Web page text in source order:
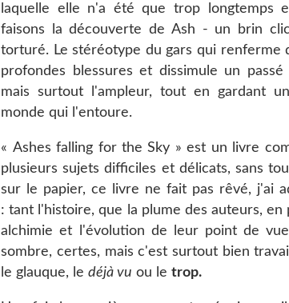
laquelle elle n'a été que trop longtemps
faisons la découverte de Ash - un brin
torturé. Le stéréotype du gars qui renferme
profondes blessures et dissimule un
mais surtout l'ampleur, tout en gardant
monde qui l'entoure.
« Ashes falling for the Sky » est un livre
plusieurs sujets difficiles et délicats, sans
sur le papier, ce livre ne fait pas rêvé, j'ai
: tant l'histoire, que la plume des auteurs, en
alchimie et l'évolution de leur point de
sombre, certes, mais c'est surtout bien
le glauque, ledéjà vu ou letrop.